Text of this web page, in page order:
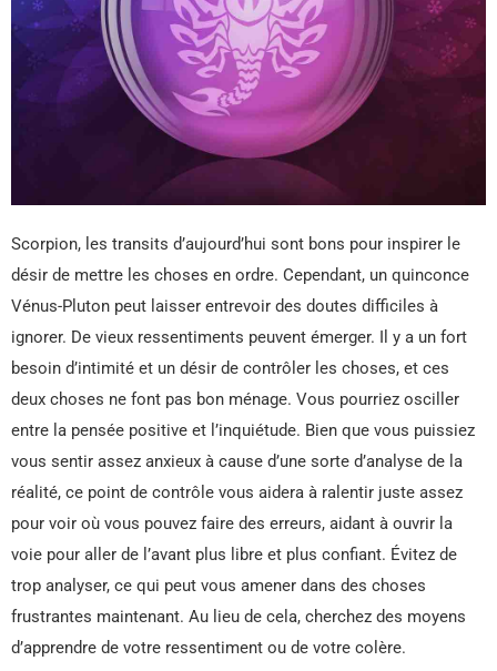
Scorpion, les transits d’aujourd’hui sont bons pour inspirer le
désir de mettre les choses en ordre. Cependant, un quinconce
Vénus-Pluton peut laisser entrevoir des doutes difficiles à
ignorer. De vieux ressentiments peuvent émerger. Il y a un fort
besoin d’intimité et un désir de contrôler les choses, et ces
deux choses ne font pas bon ménage. Vous pourriez osciller
entre la pensée positive et l’inquiétude. Bien que vous puissiez
vous sentir assez anxieux à cause d’une sorte d’analyse de la
réalité, ce point de contrôle vous aidera à ralentir juste assez
pour voir où vous pouvez faire des erreurs, aidant à ouvrir la
voie pour aller de l’avant plus libre et plus confiant. Évitez de
trop analyser, ce qui peut vous amener dans des choses
frustrantes maintenant. Au lieu de cela, cherchez des moyens
d’apprendre de votre ressentiment ou de votre colère.